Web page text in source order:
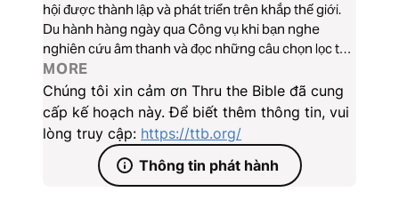
hội được thành lập và phát triển trên khắp thế giới.
Du hành hàng ngày qua Công vụ khi bạn nghe
nghiên cứu âm thanh và đọc những câu chọn lọc từ
lời Chúa.
MORE
Chúng tôi xin cảm ơn Thru the Bible đã cung
cấp kế hoạch này. Để biết thêm thông tin, vui
lòng truy cập: https://ttb.org/
Thông tin phát hành